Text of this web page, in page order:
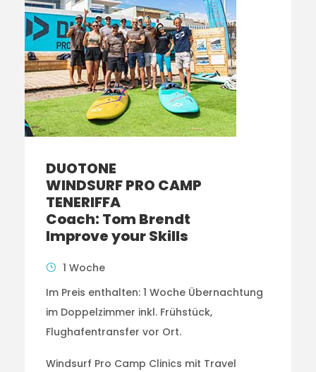
DUOTONE
WINDSURF PRO CAMP
TENERIFFA
Coach: Tom Brendt
Improve your Skills
1 Woche
Im Preis enthalten: 1 Woche Übernachtung
im Doppelzimmer inkl. Frühstück,
Flughafentransfer vor Ort.
Windsurf Pro Camp Clinics mit Travel